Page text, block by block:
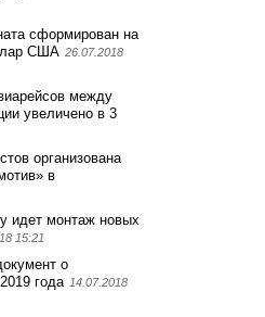
сформирован на
США 26.07.2018
между
увеличено в 3
организована
в
идет монтаж новых
15:21
о
года 14.07.2018